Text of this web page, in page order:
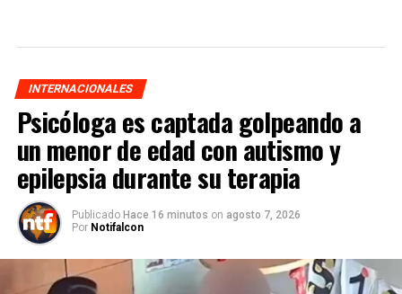
INTERNACIONALES
Psicóloga es captada golpeando a
un menor de edad con autismo y
epilepsia durante su terapia
Publicado Hace 16 minutos on agosto 7, 2026
Por Notifalcon